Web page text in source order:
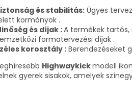
és stabilitás:Ügyes
kormányok .
és díjak :A termékek tartós,
formatervezési díjak .
korosztály : Berendezéseket
Highwaykickmodell
gyerek sisakok, amelyek